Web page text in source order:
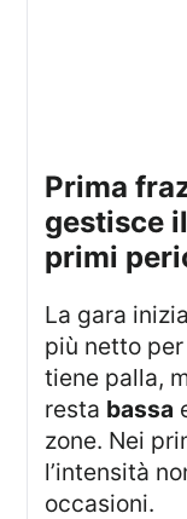
prima frazione: juventus
gestisce
primi
La gara inizia con un controllo territoriale
più netto
tiene palla,
resta bassa
zone. Nei
l’intensità
occasioni.